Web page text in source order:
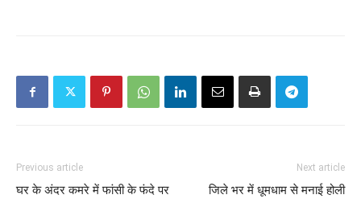
Previous article
घर के अंदर कमरे में फांसी के फंदे पर
Next article
जिले भर में धूमधाम से मनाई होली